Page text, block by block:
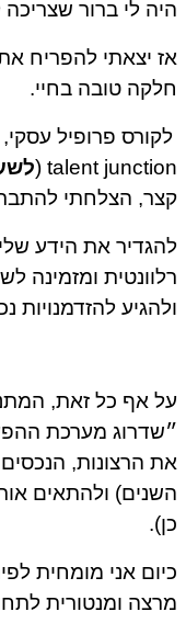
לי ברור שצריכה
יצאתי להפריח
טובה בחיי.
פרופיל עסקי,
talent
הצלחתי להתברג
את הידע שלי
ומזמינה
להזדמנויות
אף כל זאת, המתנה
מערכת
הרצונות, הנכסים
ולהתאים
אני מומחית
ומנטורית לתחומי